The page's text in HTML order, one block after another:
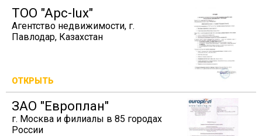
TOO "Apc-lux"
Агентство недвижимости, г.
Павлодар, Казахстан
ОТКРЫТЬ
ЗАО "Европлан"
г. Москва и филиалы в 85 городах
России